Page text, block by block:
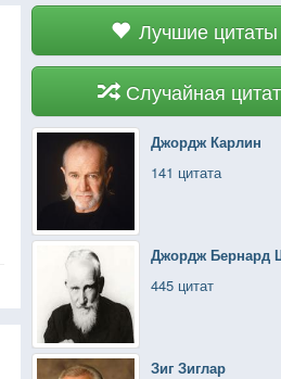
Лучшие цитаты
Случайная
Джордж Карлин
141 цитата
Джордж Бернард
445 цитат
Зиг Зиглар